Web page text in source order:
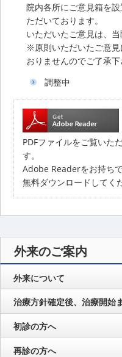
院内各所にご意見箱を
ただいております。
いただいたご意見は、
※原則いただいたご意
おりませんのでご了承下
調整中
PDFファイルをご覧いた
す。
Adobe Readerをお持ち
無料ダウンロードしてく
外来のご案内
外来について
治療方針確定後、治療開始
初診の方へ
再診の方へ